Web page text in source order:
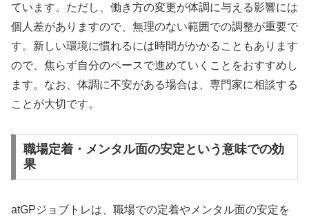
ています。ただし、働き方の変更が体調に与える影響には
個人差がありますので、無理のない範囲での調整が重要で
す。新しい環境に慣れるには時間がかかることもあります
ので、焦らず自分のペースで進めていくことをおすすめし
ます。なお、体調に不安がある場合は、専門家に相談する
ことが大切です。
職場定着・メンタル面の安定という意味での効
果
atGPジョブトレは、職場での定着やメンタル面の安定を